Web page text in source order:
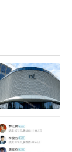
送货司机
机交还给
台手机来
健康码变